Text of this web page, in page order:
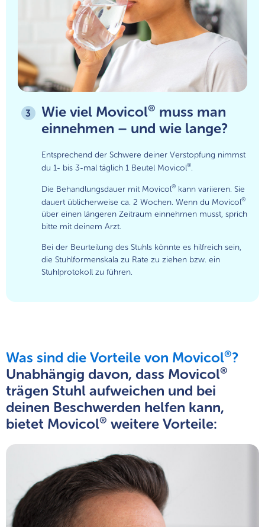
3 Wie viel Movicol® muss man
einnehmen – und wie lange?
Entsprechend der Schwere deiner Verstopfung nimmst
du 1- bis 3-mal täglich 1 Beutel Movicol®.
Die Behandlungsdauer mit Movicol®kann variieren. Sie
dauert üblicherweise ca. 2 Wochen. Wenn du Movicol®
über einen längeren Zeitraum einnehmen musst, sprich
bitte mit deinem Arzt.
Bei der Beurteilung des Stuhls könnte es hilfreich sein,
die Stuhlformenskala zu Rate zu ziehen bzw. ein
Stuhlprotokoll zu führen.
Was sind die Vorteile von Movicol®?
Unabhängig davon, dass Movicol®
trägen Stuhl aufweichen und bei
deinen Beschwerden helfen kann,
bietet Movicol® weitere Vorteile: